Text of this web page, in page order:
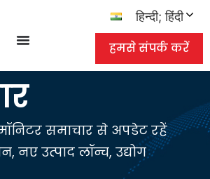
हिन्दी; हिंदी
हमसे संपर्क करें
समाचार से अपडेट रहें
नए उत्पाद लॉन्च, उद्योग